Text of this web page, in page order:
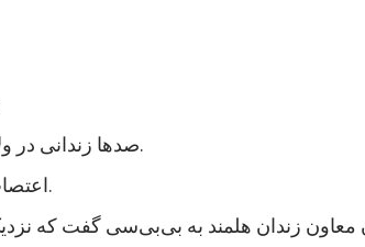
صدها زندانی در ولایت هلمند در جنوب افغانستان اعتصاب غذایی کردند.
اعتصاب غذای این زندانیان امروز وارد چهارمین روزش شد.